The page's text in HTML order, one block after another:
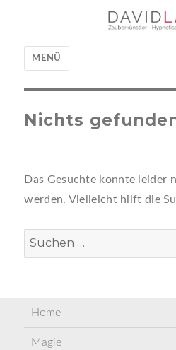
David Lavé
MENÜ
Nichts
Das Gesuchte konnte leider
werden. Vielleicht hilft die
Suchen
nach:
Home
Magie